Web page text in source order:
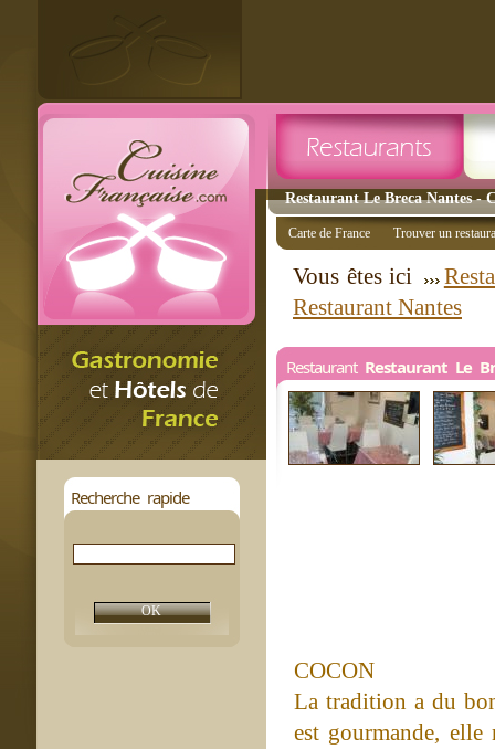
Restaurant Le Breca Nantes -
Recherche rapide
Carte de France Trouver un
Vous êtes ici
Restaurant Nantes
Restaurant Restaurant Le
COCON
La tradition a du
est gourmande,